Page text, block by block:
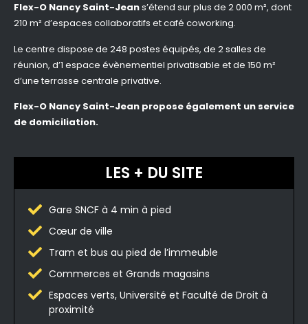
Flex-O Nancy Saint-Jeans’étend sur plus de 2 000 m², dont
210 m² d’espaces collaboratifs et café coworking.
Le centre dispose de 248 postes équipés, de 2 salles de
réunion, d’1 espace évènementiel privatisable et de 150 m²
d’une terrasse centrale privative.
Flex-O Nancy Saint-Jean propose également un service
de domiciliation.
LES + DU SITE
Gare SNCF à 4 min à pied
Cœur de ville
Tram et bus au pied de l’immeuble
Commerces et Grands magasins
Espaces verts, Université et Faculté de Droit à
proximité